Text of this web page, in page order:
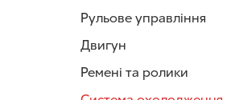
Рульове управління
Двигун
Ремені та ролики